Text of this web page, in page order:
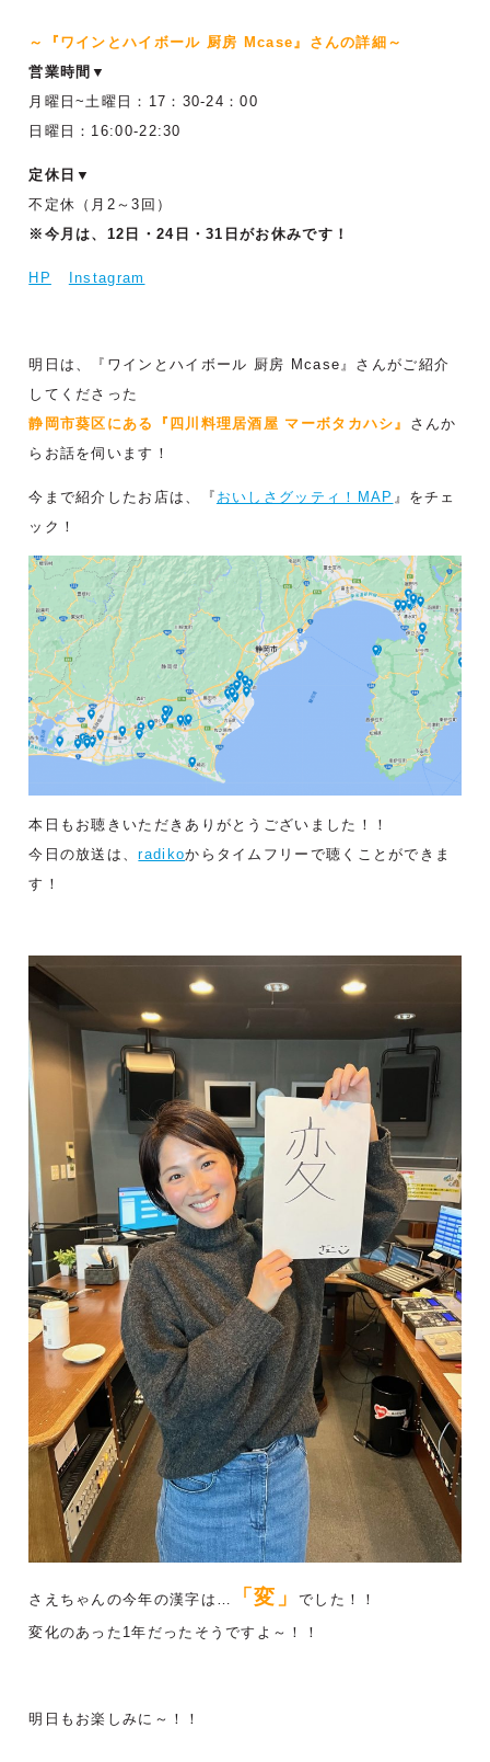
～『ワインとハイボール 厨房 Mcase』さんの詳細～
営業時間▼
月曜日~土曜日：17：30-24：00
日曜日：16:00-22:30
定休日▼
不定休（月2～3回）
※今月は、12日・24日・31日がお休みです！
HP Instagram
明日は、『ワインとハイボール 厨房 Mcase』さんがご紹介
してくださった
静岡市葵区にある『四川料理居酒屋 マーボタカハシ』 さんか
らお話を伺います！
今まで紹介したお店は、『 おいしさグッティ！MAP 』をチェ
ック！
本日もお聴きいただきありがとうございました！！
今日の放送は、radikoからタイムフリーで聴くことができま
す！
さえちゃんの今年の漢字は… 「変」でした！！
変化のあった1年だったそうですよ～！！
明日もお楽しみに～！！